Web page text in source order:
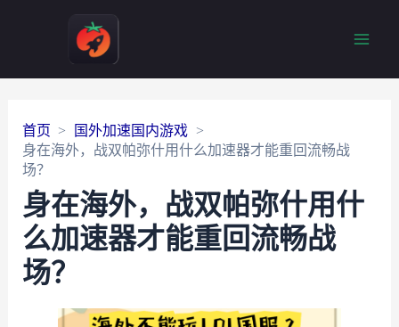
首页
国外加速国内游戏
身在海外，战双帕弥什用什么加速器才能重回流畅战
场？
身在海外，战双帕弥什用什
么加速器才能重回流畅战
场？